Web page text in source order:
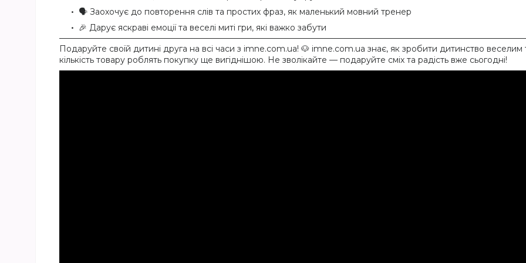
🗣 Заохочує до повторення слів та простих фраз, як маленький мовний тренер
🎉 Дарує яскраві емоції та веселі миті гри, які важко забути
Подаруйте своїй дитині друга на всі часи з imne.com.ua! 🐶 imne.com.ua знає, як зробити дитинство
кількість товару роблять покупку ще вигіднішою. Не зволікайте — подаруйте сміх та радість вже сьогодні!